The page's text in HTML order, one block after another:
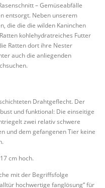
– Gemüseabfälle
entsorgt. Neben unserem
die die die wilden Kaninchen
kohlehydratreiches Futter
Ratten dort ihre Nester
auch die anliegenden
Drahtgeflecht. Der
und funktional: Die einseitige
zwei relativ schwere
und dem gefangenen Tier keine
cm hoch.
mit der Begriffsfolge
hochwertige fanglösung“ für